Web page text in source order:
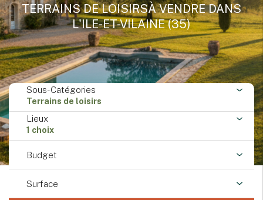
TERRAINS DE LOISIRSÀ VENDRE DANS
L'ILE-ET-VILAINE (35)
Sous-Catégories
Terrains de loisirs
Lieux
1 choix
Budget
Surface